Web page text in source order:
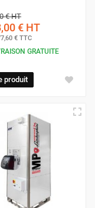
€HT
€ HT
€ TTC
GRATUITE
produit